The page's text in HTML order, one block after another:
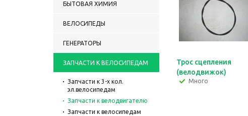
БЫТОВАЯ ХИМИЯ
ВЕЛОСИПЕДЫ
ГЕНЕРАТОРЫ
ЗАПЧАСТИ К ВЕЛОСИПЕДАМ
Запчасти к 3-х кол.
эл.велосипедам
Запчасти к велодвигателю
Запчасти к велосипедам
Трос сцепления
(велодвижок)
Много